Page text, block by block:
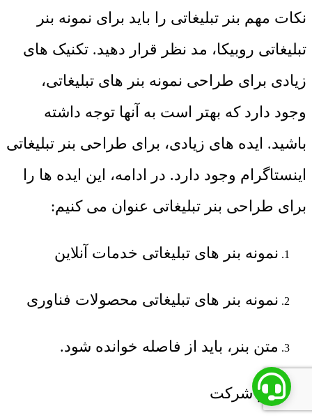
نکات مهم بنر تبلیغاتی را باید برای نمونه بنر
تبلیغاتی روبیکا، مد نظر قرار دهید. تکنیک های
زیادی برای طراحی نمونه بنر های تبلیغاتی،
وجود دارد که بهتر است به آنها توجه داشته
باشید. ایده های زیادی، برای طراحی بنر تبلیغاتی
اینستاگرام وجود دارد. در ادامه، این ایده ها را
برای طراحی بنر تبلیغاتی عنوان می کنیم:
نمونه بنر های تبلیغاتی خدمات آنلاین
نمونه بنر های تبلیغاتی محصولات فناوری
متن بنر، باید از فاصله خوانده شود.
آرم شرکت